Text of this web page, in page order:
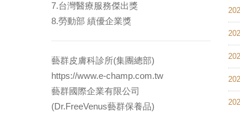
7.台灣醫療服務傑出獎
8.勞動部 績優企業獎
藝群皮膚科診所(集團總部)
https://www.e-champ.com.tw
藝群國際企業有限公司
(Dr.FreeVenus藝群保養品)